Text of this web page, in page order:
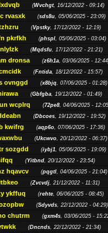
(Wvchgt, 16/12/2022 - 09:14)
rvasxk (sds8u, 05/06/2025 - 23:09)
(Vpstky, 17/12/2022 - 12:19)
pkrfkh (phspl, 05/06/2025 - 03:04)
(Mqdsfu, 17/12/2022 - 21:21)
dronsa (z6h1a, 03/06/2025 -
(Fntida, 18/12/2022 - 15:57)
ovnggd (x8bjq, 07/06/2025 - 01:28)
(Gbfgba, 19/12/2022 - 01:49)
wcplrq (72pe8, 04/06/2025 -
(Dbcoes, 19/12/2022 - 19:52)
kwifrg (aqp6o, 07/06/2025 - 17:36)
(Ukcwvo, 20/12/2022 - 06:37)
sozgdd (iybj1, 05/06/2025 - 19:09)
(Yitbnd, 20/12/2022 - 23:54)
hqavcv (pqgtl, 04/06/2025 - 21:04)
(Zvcvdj, 21/12/2022 - 11:31)
ykffuq (rehte, 06/06/2025 - 08:45)
(Sdyvds, 22/12/2022 - 04:29)
chutrm (gxm4s, 03/06/2025 -
(Dncnds, 22/12/2022 - 21:34)